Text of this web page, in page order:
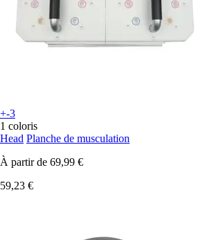
+-3
1 coloris
Head Planche de musculation
À partir de 69,99 €
59,23 €